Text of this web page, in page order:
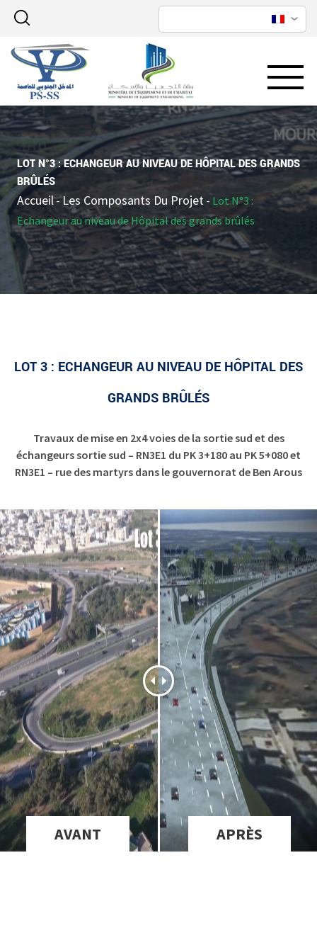
LOT N°3 : ECHANGEUR AU NIVEAU DE HÔPITAL DES GRANDS
BRÛLÉS
Accueil-Les Composants Du Projet - Lot N°3 :
Echangeur au niveau de Hôpital des grands brûlés
LOT 3 : ECHANGEUR AU NIVEAU DE HÔPITAL DES
GRANDS BRÛLÉS
Travaux de mise en 2x4 voies de la sortie sud et des
échangeurs sortie sud – RN3E1 du PK 3+180 au PK 5+080 et
RN3E1 – rue des martyrs dans le gouvernorat de Ben Arous